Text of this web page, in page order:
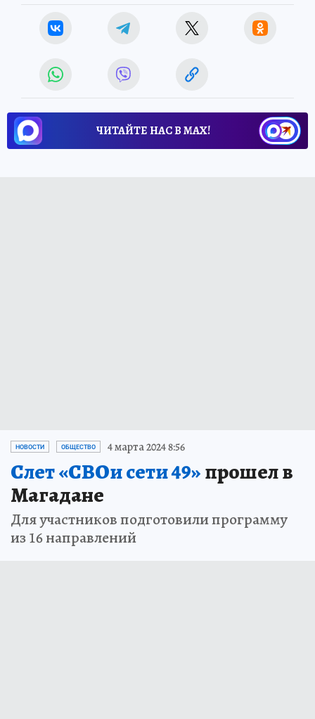
ЧИТАЙТЕ НАС В МАХ!
НОВОСТИ ОБЩЕСТВО 4 марта 2024 8:56
Слет «СВОи сети 49»прошел в
Магадане
Для участников подготовили программу
из 16 направлений